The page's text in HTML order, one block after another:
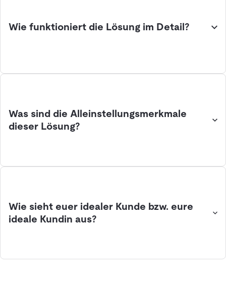
Wie funktioniert die Lösung im Detail?
Was sind die Alleinstellungsmerkmale
dieser Lösung?
Wie sieht euer idealer Kunde bzw. eure
ideale Kundin aus?